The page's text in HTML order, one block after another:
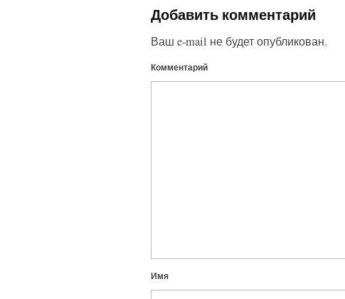
Добавить комментарий
Ваш e-mail не будет опубликован.
Комментарий
Имя